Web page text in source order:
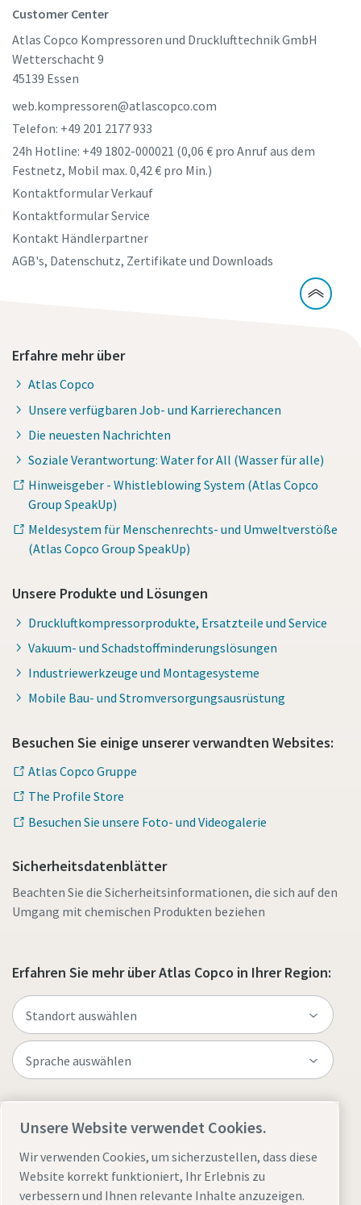
Customer Center
Atlas Copco Kompressoren und Drucklufttechnik GmbH
Wetterschacht 9
45139 Essen
web.kompressoren@atlascopco.com
Telefon: +49 201 2177 933
24h Hotline: +49 1802-000021 (0,06 € pro Anruf aus dem
Festnetz, Mobil max. 0,42 € pro Min.)
Kontaktformular Verkauf
Kontaktformular Service
Kontakt Händlerpartner
AGB's, Datenschutz, Zertifikate und Downloads
Erfahre mehr über
Atlas Copco
Unsere verfügbaren Job- und Karrierechancen
Die neuesten Nachrichten
Soziale Verantwortung: Water for All (Wasser für alle)
Hinweisgeber - Whistleblowing System (Atlas Copco
Group SpeakUp)
Meldesystem für Menschenrechts- und Umweltverstöße
(Atlas Copco Group SpeakUp)
Unsere Produkte und Lösungen
Druckluftkompressorprodukte, Ersatzteile und Service
Vakuum- und Schadstoffminderungslösungen
Industriewerkzeuge und Montagesysteme
Mobile Bau- und Stromversorgungsausrüstung
Besuchen Sie einige unserer verwandten Websites:
Atlas Copco Gruppe
The Profile Store
Besuchen Sie unsere Foto- und Videogalerie
Sicherheitsdatenblätter
Beachten Sie die Sicherheitsinformationen, die sich auf den
Umgang mit chemischen Produkten beziehen
Erfahren Sie mehr über Atlas Copco in Ihrer Region:
Unsere Website verwendet Cookies.
Wir verwenden Cookies, um sicherzustellen, dass diese
Website korrekt funktioniert, Ihr Erlebnis zu
verbessern und Ihnen relevante Inhalte anzuzeigen.